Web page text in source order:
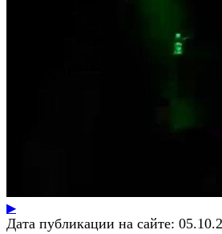
▶
Дата публикации на сайте: